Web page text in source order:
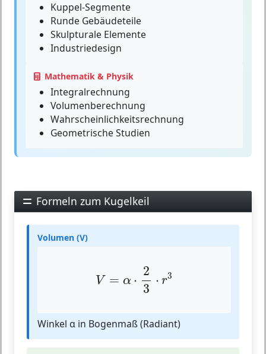
Kuppel-Segmente
Runde Gebäudeteile
Skulpturale Elemente
Industriedesign
Mathematik & Physik
Integralrechnung
Volumenberechnung
Wahrscheinlichkeitsrechnung
Geometrische Studien
Formeln zum Kugelkeil
Volumen (V)
V = α ⋅
2
3
⋅ r3
3⋅
Winkel α in Bogenmaß (Radiant)